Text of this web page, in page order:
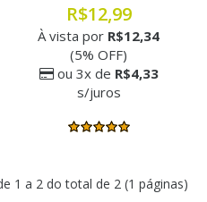
R$12,99
À vista por R$12,34
(5% OFF)
ou 3x de R$4,33
s/juros
1 a 2 do total de 2 (1 páginas)